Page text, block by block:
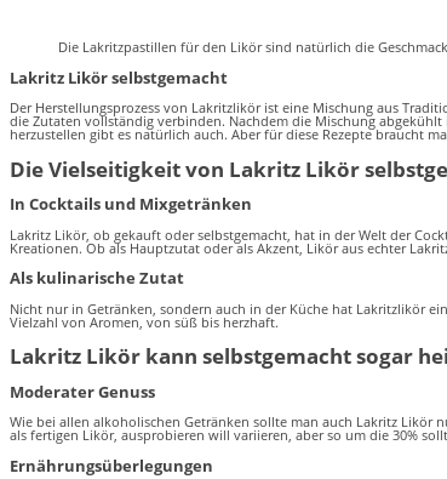
Die Lakritzpastillen für den Likör sind natürlich die
Lakritz Likör selbstgemacht
Der Herstellungsprozess von Lakritzlikör ist eine Mischung aus
die Zutaten vollständig verbinden. Nachdem die Mischung
herzustellen gibt es natürlich auch. Aber für diese Rezepte braucht
Die Vielseitigkeit von Lakritz Likör
In Cocktails und Mixgetränken
Lakritz Likör, ob gekauft oder selbstgemacht, hat in der Welt der
Kreationen. Ob als Hauptzutat oder als Akzent, Likör aus echter
Als kulinarische Zutat
Nicht nur in Getränken, sondern auch in der Küche hat Lakritzlikör
Vielzahl von Aromen, von süß bis herzhaft.
Lakritz Likör kann selbstgemacht sogar
Moderater Genuss
Wie bei allen alkoholischen Getränken sollte man auch Lakritz Likör
als fertigen Likör, ausprobieren will variieren, aber so um die 30%
Ernährungsüberlegungen